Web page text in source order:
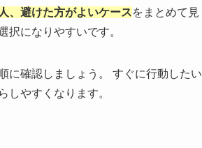
、避けた方がよいケースをまとめて見
択になりやすいです。
に確認しましょう。 すぐに行動したい
しやすくなります。